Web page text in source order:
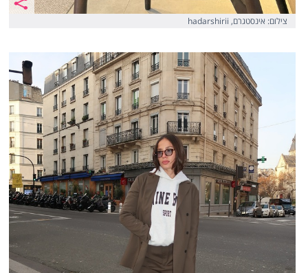
צילום: אינסטגרם, hadarshirii